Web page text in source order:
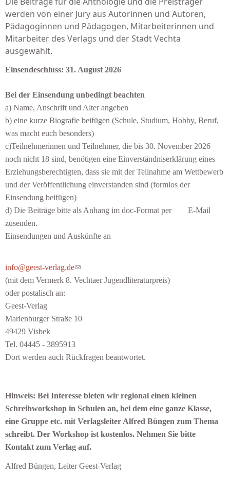
werden von einer Jury aus Autorinnen und Autoren,
Pädagoginnen und Pädagogen, Mitarbeiterinnen und
Mitarbeiter des Verlags und der Stadt Vechta
ausgewählt.
Einsendeschluss: 31. August 2026
Bei der Einsendung unbedingt beachten
a) Name, Anschrift und Alter angeben
b) eine kurze Biografie beifügen (Schule, Studium, Hobby, Beruf,
was macht euch besonders)
c)Teilnehmerinnen und Teilnehmer, die bis 30. November 2026
noch nicht 18 sind, benötigen eine Einverständniserklärung eines
Erziehungsberechtigten, dass sie mit der Teilnahme am Wettbewerb
und der Veröffentlichung einverstanden sind (formlos der
Einsendung beifügen)
d) Die Beiträge bitte als Anhang im doc-Format per
E-Mail
zusenden.
Einsendungen und Auskünfte an
info@geest-verlag.de(link sends e-mail)
(mit dem Vermerk 8. Vechtaer Jugendliteraturpreis)
oder postalisch an:
Geest-Verlag
Marienburger Straße 10
49429 Visbek
Tel. 04445 - 3895913
Dort werden auch Rückfragen beantwortet.
Hinweis: Bei Interesse bieten wir regional einen kleinen
Schreibworkshop in Schulen an, bei dem eine ganze Klasse,
eine Gruppe etc. mit Verlagsleiter Alfred Büngen zum Thema
schreibt. Der Workshop ist kostenlos. Nehmen Sie bitte
Kontakt zum Verlag auf.
Alfred Büngen, Leiter Geest-Verlag